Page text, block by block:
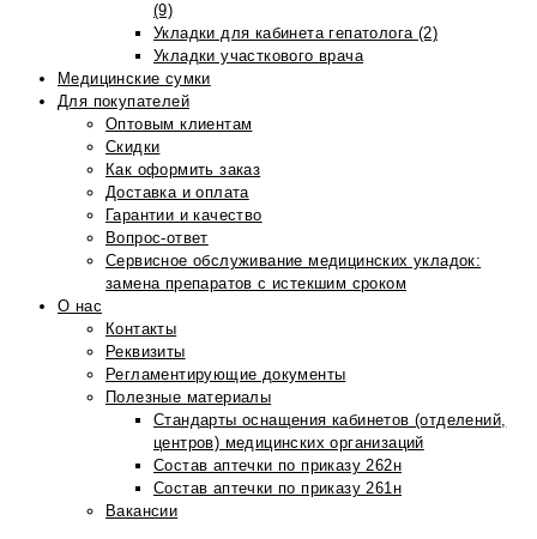
(9)
Укладки для кабинета гепатолога (2)
Укладки участкового врача
Медицинские сумки
Для покупателей
Оптовым клиентам
Скидки
Как оформить заказ
Доставка и оплата
Гарантии и качество
Вопрос-ответ
Сервисное обслуживание медицинских укладок:
замена препаратов с истекшим сроком
О нас
Контакты
Реквизиты
Регламентирующие документы
Полезные материалы
Стандарты оснащения кабинетов (отделений,
центров) медицинских организаций
Состав аптечки по приказу 262н
Состав аптечки по приказу 261н
Вакансии